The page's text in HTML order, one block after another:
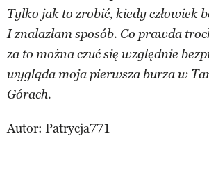
Tylko jak to zrobić, kiedy człowiek
I znalazłam sposób. Co prawda
za to można czuć się względnie
wygląda moja pierwsza burza w
Górach.
Autor: Patrycja771